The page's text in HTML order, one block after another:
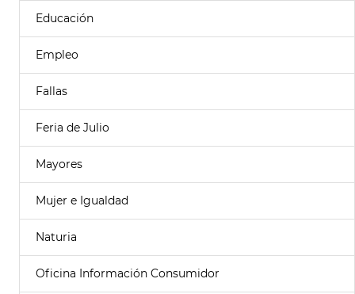
Educación
Empleo
Fallas
Feria de Julio
Mayores
Mujer e Igualdad
Naturia
Oficina Información Consumidor